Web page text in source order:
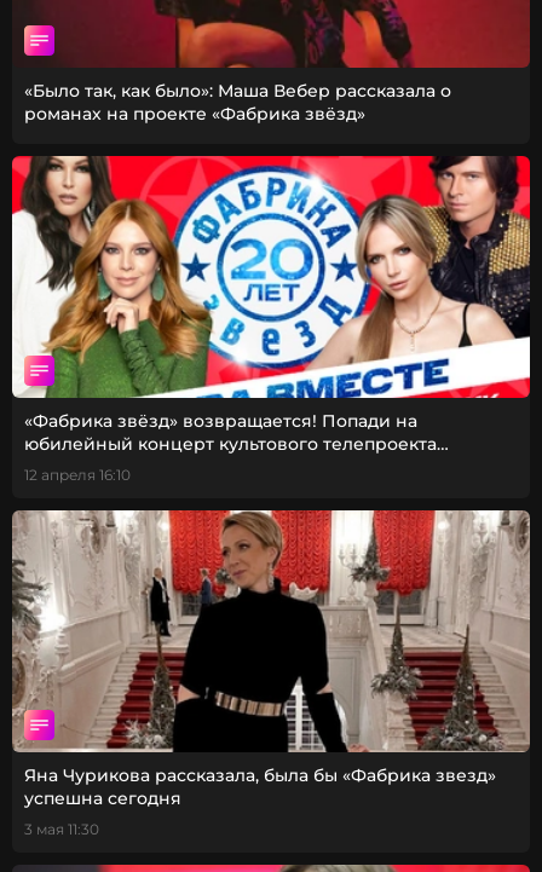
«Было так, как было»: Маша Вебер рассказала о
романах на проекте «Фабрика звёзд»
«Фабрика звёзд» возвращается! Попади на
юбилейный концерт культового телепроекта
нулевых
12 апреля 16:10
Яна Чурикова рассказала, была бы «Фабрика звезд»
успешна сегодня
3 мая 11:30